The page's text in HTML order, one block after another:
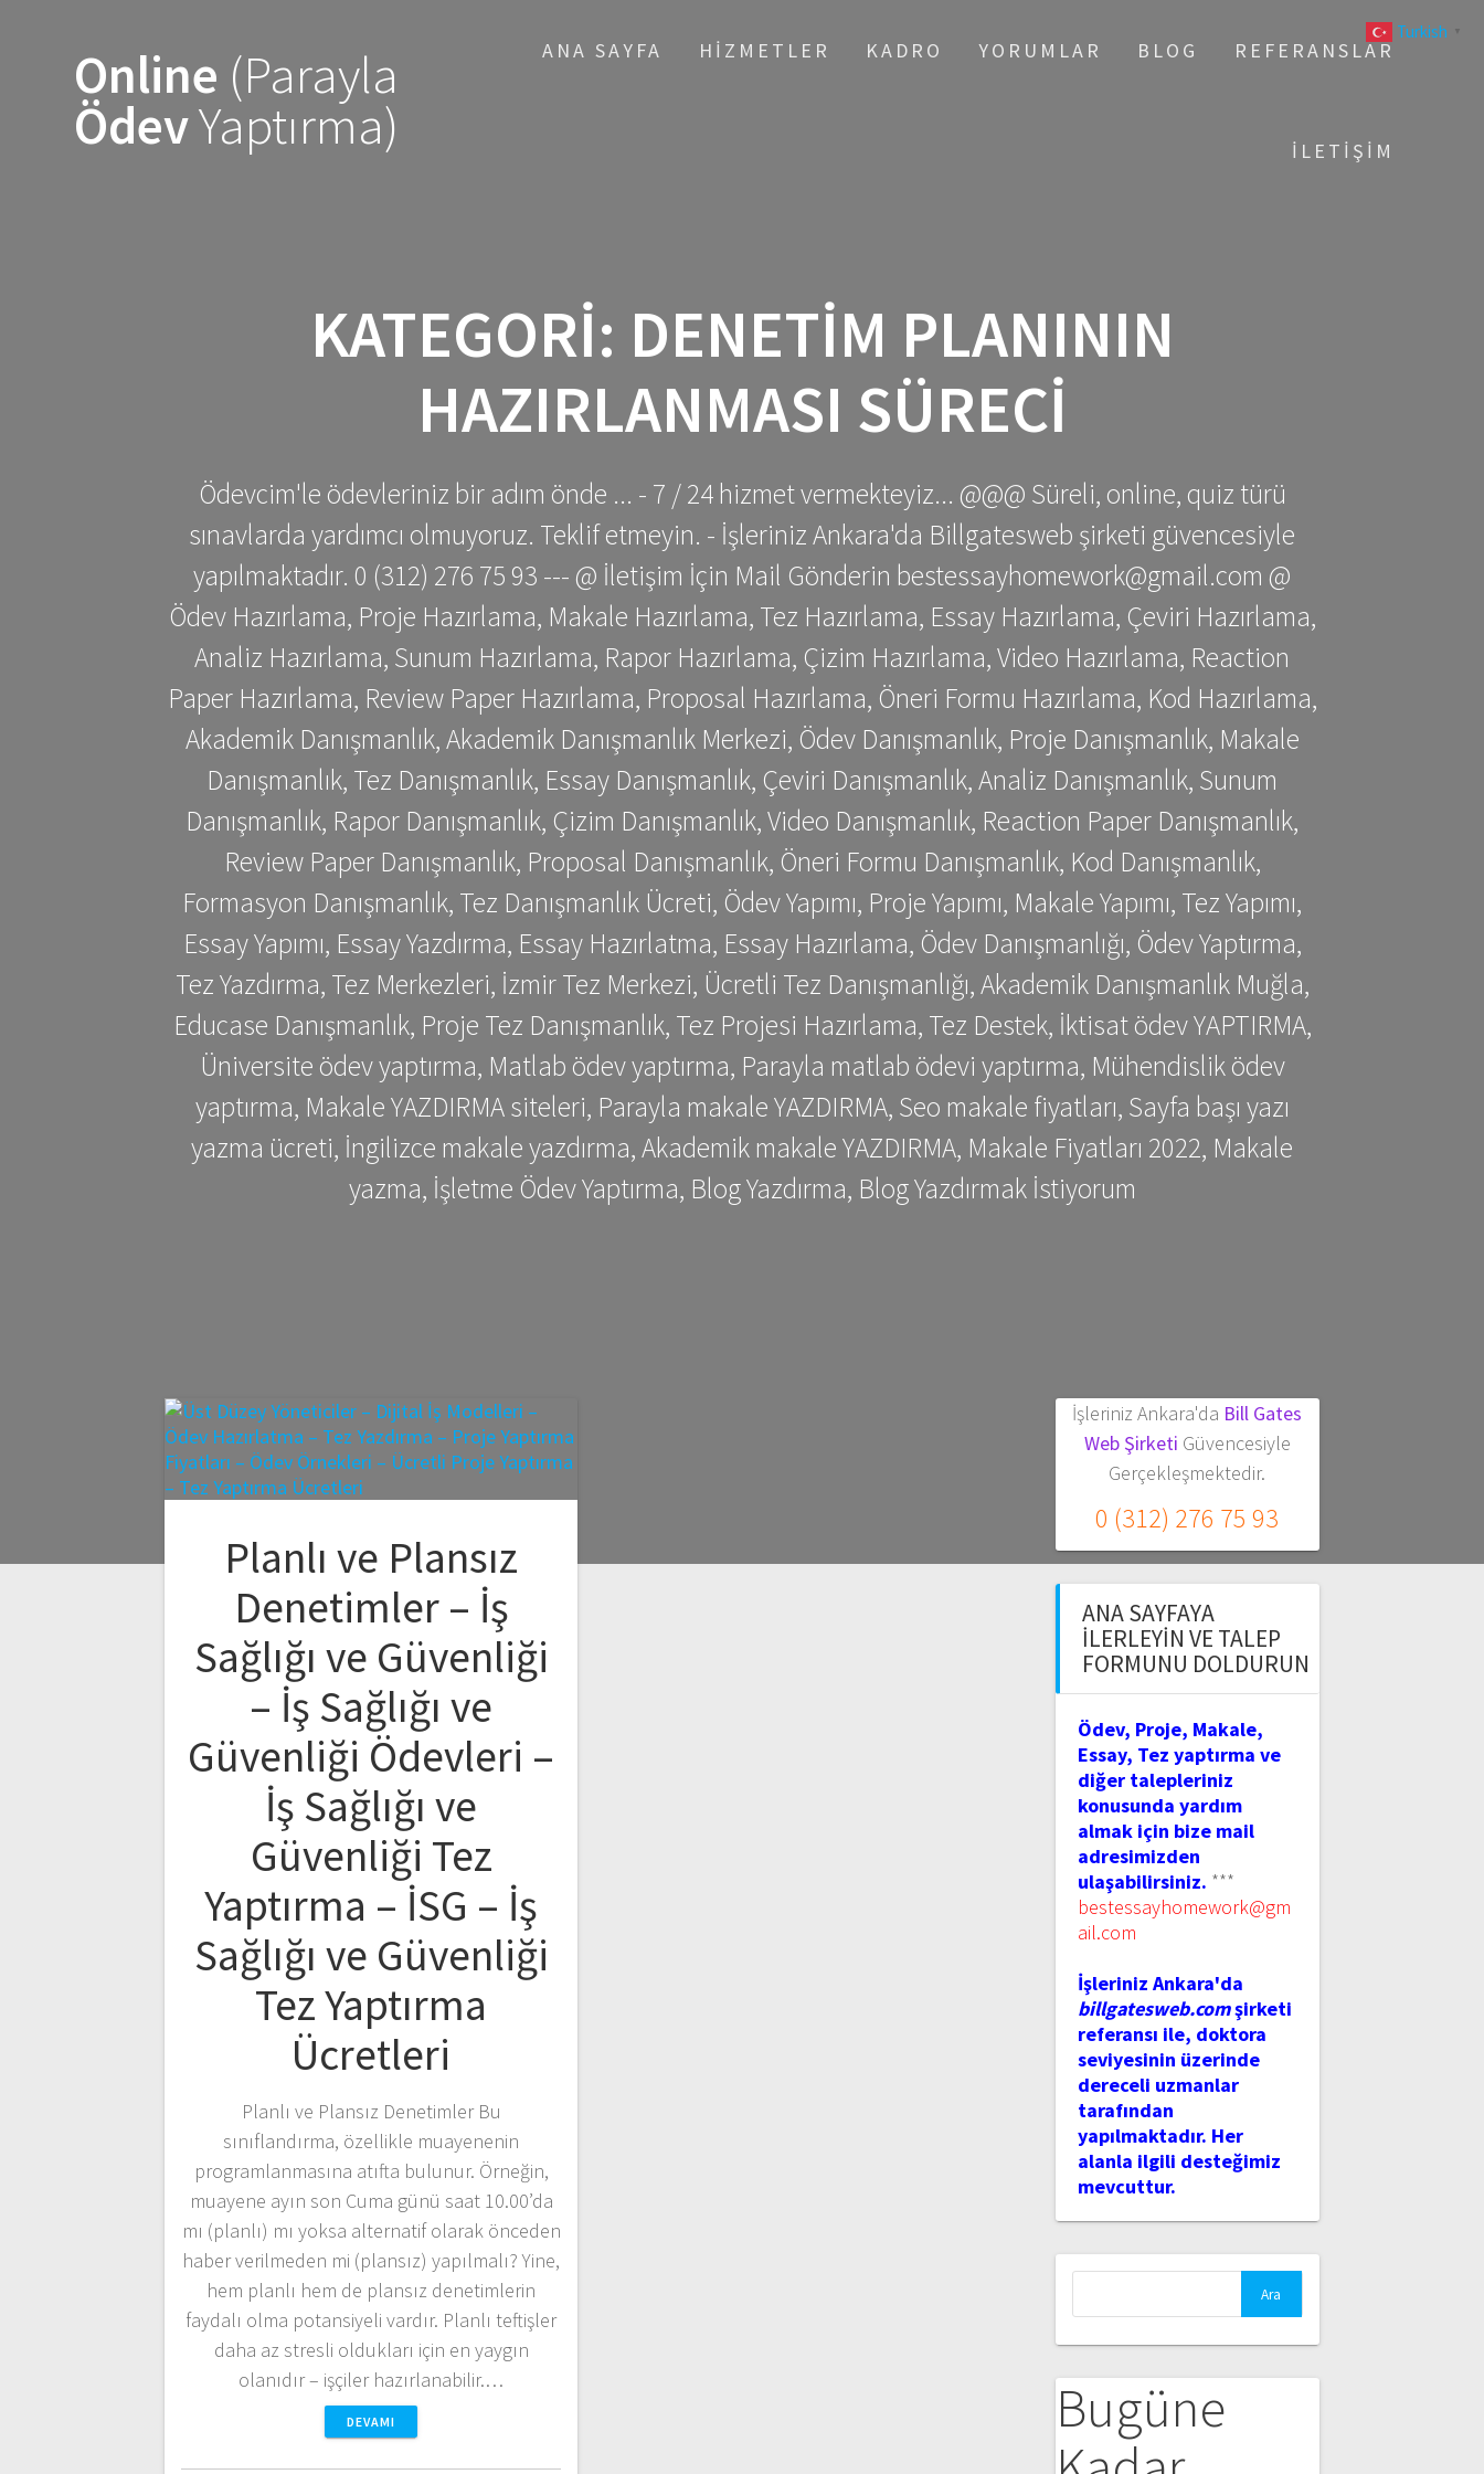
Online (Parayla
ÖdevYaptırma)
ANA SAYFA HIZMETLER KADRO YORUMLAR BLOG REFERANSLAR
İLETIŞIM
KATEGORI: DENETIM PLANININ
HAZIRLANMASI SÜRECI
Ödevcim'le ödevleriniz bir adım önde ... - 7 / 24 hizmet vermekteyiz... @@@ Süreli, online, quiz türü
sınavlarda yardımcı olmuyoruz. Teklif etmeyin. - İşleriniz Ankara'da Billgatesweb şirketi güvencesiyle
yapılmaktadır. 0 (312) 276 75 93 --- @ İletişim İçin Mail Gönderin bestessayhomework@gmail.com @
Ödev Hazırlama, Proje Hazırlama, Makale Hazırlama, Tez Hazırlama, Essay Hazırlama, Çeviri Hazırlama,
Analiz Hazırlama, Sunum Hazırlama, Rapor Hazırlama, Çizim Hazırlama, Video Hazırlama, Reaction
Paper Hazırlama, Review Paper Hazırlama, Proposal Hazırlama, Öneri Formu Hazırlama, Kod Hazırlama,
Akademik Danışmanlık, Akademik Danışmanlık Merkezi, Ödev Danışmanlık, Proje Danışmanlık, Makale
Danışmanlık, Tez Danışmanlık, Essay Danışmanlık, Çeviri Danışmanlık, Analiz Danışmanlık, Sunum
Danışmanlık, Rapor Danışmanlık, Çizim Danışmanlık, Video Danışmanlık, Reaction Paper Danışmanlık,
Review Paper Danışmanlık, Proposal Danışmanlık, Öneri Formu Danışmanlık, Kod Danışmanlık,
Formasyon Danışmanlık, Tez Danışmanlık Ücreti, Ödev Yapımı, Proje Yapımı, Makale Yapımı, Tez Yapımı,
Essay Yapımı, Essay Yazdırma, Essay Hazırlatma, Essay Hazırlama, Ödev Danışmanlığı, Ödev Yaptırma,
Tez Yazdırma, Tez Merkezleri, İzmir Tez Merkezi, Ücretli Tez Danışmanlığı, Akademik Danışmanlık Muğla,
Educase Danışmanlık, Proje Tez Danışmanlık, Tez Projesi Hazırlama, Tez Destek, İktisat ödev YAPTIRMA,
Üniversite ödev yaptırma, Matlab ödev yaptırma, Parayla matlab ödevi yaptırma, Mühendislik ödev
yaptırma, Makale YAZDIRMA siteleri, Parayla makale YAZDIRMA, Seo makale fiyatları, Sayfa başı yazı
yazma ücreti, İngilizce makale yazdırma, Akademik makale YAZDIRMA, Makale Fiyatları 2022, Makale
yazma, İşletme Ödev Yaptırma, Blog Yazdırma, Blog Yazdırmak İstiyorum
Planlı ve Plansız
Denetimler – İş
Sağlığı ve Güvenliği
– İş Sağlığı ve
Güvenliği Ödevleri –
İş Sağlığı ve
Güvenliği Tez
Yaptırma – İSG – İş
Sağlığı ve Güvenliği
Tez Yaptırma
Ücretleri
Planlı ve Plansız Denetimler Bu
sınıflandırma, özellikle muayenenin
programlanmasına atıfta bulunur. Örneğin,
muayene ayın son Cuma günü saat 10.00’da
mı (planlı) mı yoksa alternatif olarak önceden
haber verilmeden mi (plansız) yapılmalı? Yine,
hem planlı hem de plansız denetimlerin
faydalı olma potansiyeli vardır. Planlı teftişler
daha az stresli oldukları için en yaygın
olanıdır – işçiler hazırlanabilir.…
DEVAMI
İşleriniz Ankara'da Bill Gates
Web Şirketi Güvencesiyle
Gerçekleşmektedir.
0 (312) 276 75 93
ANA SAYFAYA
İLERLEYIN VE TALEP
FORMUNU DOLDURUN
Ödev, Proje, Makale,
Essay, Tez yaptırma ve
diğer talepleriniz
konusunda yardım
almak için bize mail
adresimizden
ulaşabilirsiniz. ***
bestessayhomework@gm
ail.com
İşleriniz Ankara'da
billgatesweb.comşirketi
referansı ile, doktora
seviyesinin üzerinde
dereceli uzmanlar
tarafından
yapılmaktadır. Her
alanla ilgili desteğimiz
mevcuttur.
Bugüne
Turkish ▼